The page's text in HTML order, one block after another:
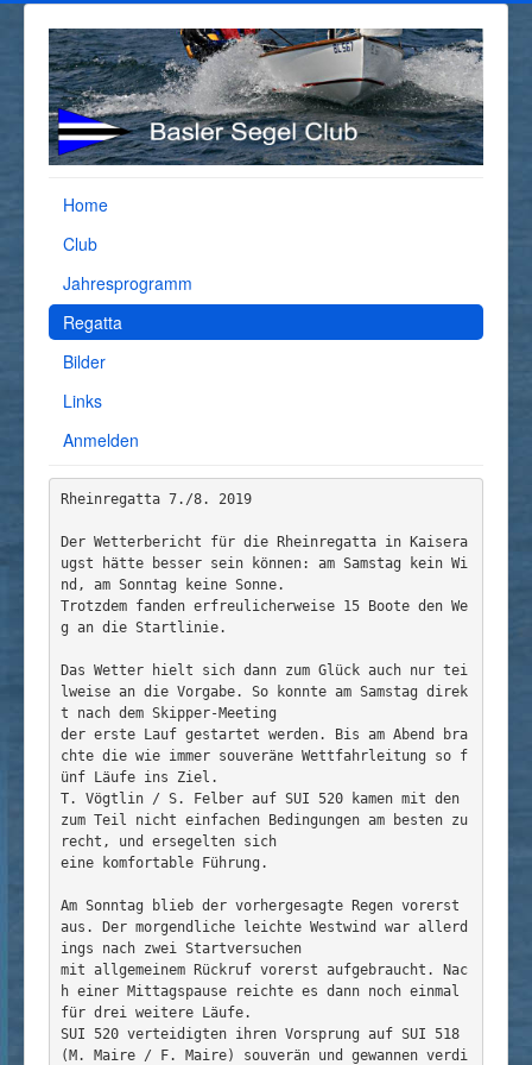
Home
Club
Jahresprogramm
Regatta
Bilder
Links
Anmelden
Rheinregatta 7./8. 2019
Der Wetterbericht für die Rheinregatta in Kaisera
ugst hätte besser sein können: am Samstag kein Wi
nd, am Sonntag keine Sonne.
Trotzdem fanden erfreulicherweise 15 Boote den We
g an die Startlinie.
Das Wetter hielt sich dann zum Glück auch nur tei
lweise an die Vorgabe. So konnte am Samstag direk
t nach dem Skipper-Meeting
der erste Lauf gestartet werden. Bis am Abend bra
chte die wie immer souveräne Wettfahrleitung so f
ünf Läufe ins Ziel.
T. Vögtlin / S. Felber auf SUI 520 kamen mit den
zum Teil nicht einfachen Bedingungen am besten zu
recht, und ersegelten sich
eine komfortable Führung.
Am Sonntag blieb der vorhergesagte Regen vorerst
aus. Der morgendliche leichte Westwind war allerd
ings nach zwei Startversuchen
mit allgemeinem Rückruf vorerst aufgebraucht. Nac
h einer Mittagspause reichte es dann noch einmal
für drei weitere Läufe.
SUI 520 verteidigten ihren Vorsprung auf SUI 518
(M. Maire / F. Maire) souverän und gewannen verdi